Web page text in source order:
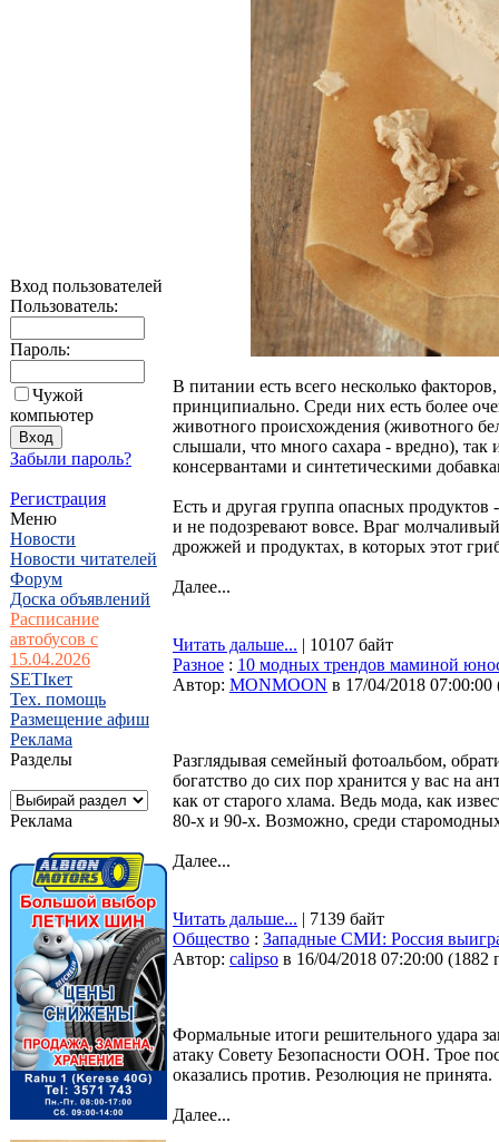
Вход пользователей
Пользователь:
Пароль:
Чужой
компьютер
Забыли пароль?
Регистрация
Меню
Новости
Новости читателей
Форум
Доска объявлений
Расписание
автобусов с
15.04.2026
SETIкет
Тех. помощь
Размещение афиш
Реклама
Разделы
Реклама
В питании есть всего несколько
принципиально. Среди них есть более
животного происхождения (животного
слышали, что много сахара - вредно),
консервантами и синтетическими
Есть и другая группа опасных продуктов
и не подозревают вовсе. Враг
дрожжей и продуктах, в которых этот
Далее...
Читать дальше... | 10107 байт
Разное : 10 модных трендов маминой
Автор: MONMOON в 17/04/2018 07:00:00
Разглядывая семейный фотоальбом,
богатство до сих пор хранится у вас на
как от старого хлама. Ведь мода, как
80-х и 90-х. Возможно, среди
Далее...
Читать дальше... | 7139 байт
Общество : Западные СМИ: Россия
Автор: calipso в 16/04/2018 07:20:00 (1882
Формальные итоги решительного удара
атаку Совету Безопасности ООН. Трое
оказались против. Резолюция не принята.
Далее...